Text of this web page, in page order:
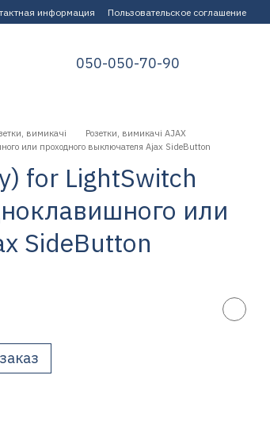
информация Пользовательское соглашение
050-050-70-90
вимикачі
Розетки, вимикачі AJAX
или проходного выключателя Ajax SideButton
for LightSwitch
или
SideButton